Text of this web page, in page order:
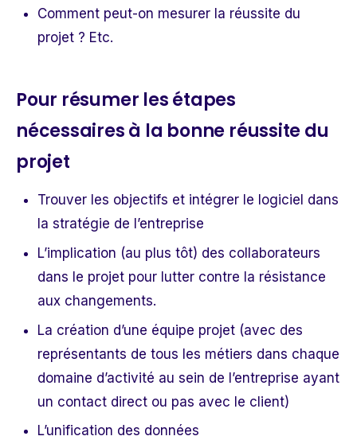
Comment peut-on mesurer la réussite du
projet ? Etc.
Pour résumer les étapes
nécessaires à la bonne réussite du
projet
Trouver les objectifs et intégrer le logiciel dans
la stratégie de l’entreprise
L’implication (au plus tôt) des collaborateurs
dans le projet pour lutter contre la résistance
aux changements.
La création d’une équipe projet (avec des
représentants de tous les métiers dans chaque
domaine d’activité au sein de l’entreprise ayant
un contact direct ou pas avec le client)
L’unification des données